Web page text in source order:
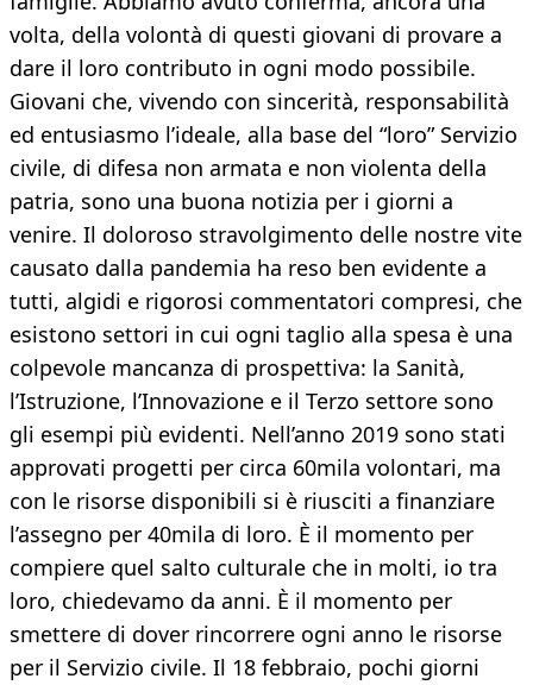
volta, della volontà di questi giovani di provare a
dare il loro contributo in ogni modo possibile.
Giovani che, vivendo con sincerità, responsabilità
ed entusiasmo l’ideale, alla base del “loro” Servizio
civile, di difesa non armata e non violenta della
patria, sono una buona notizia per i giorni a
venire. Il doloroso stravolgimento delle nostre vite
causato dalla pandemia ha reso ben evidente a
tutti, algidi e rigorosi commentatori compresi, che
esistono settori in cui ogni taglio alla spesa è una
colpevole mancanza di prospettiva: la Sanità,
l’Istruzione, l’Innovazione e il Terzo settore sono
gli esempi più evidenti. Nell’anno 2019 sono stati
approvati progetti per circa 60mila volontari, ma
con le risorse disponibili si è riusciti a finanziare
l’assegno per 40mila di loro. È il momento per
compiere quel salto culturale che in molti, io tra
loro, chiedevamo da anni. È il momento per
smettere di dover rincorrere ogni anno le risorse
per il Servizio civile. Il 18 febbraio, pochi giorni